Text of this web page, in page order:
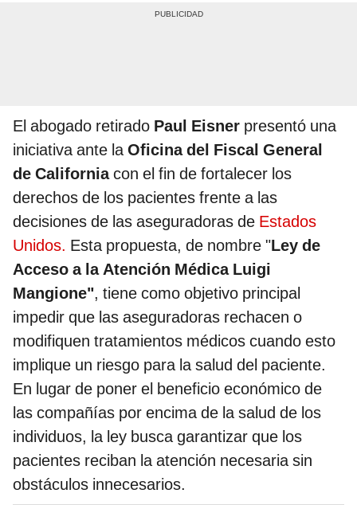
El abogado retirado Paul Eisner presentó una
iniciativa ante laOficina del Fiscal General
de Californiacon el fin de fortalecer los
derechos de los pacientes frente a las
decisiones de las aseguradoras de Estados
Unidos. Esta propuesta, de nombre "Ley de
Acceso a la Atención Médica Luigi
Mangione", tiene como objetivo principal
impedir que las aseguradoras rechacen o
modifiquen tratamientos médicos cuando esto
implique un riesgo para la salud del paciente.
En lugar de poner el beneficio económico de
las compañías por encima de la salud de los
individuos, la ley busca garantizar que los
pacientes reciban la atención necesaria sin
obstáculos innecesarios.